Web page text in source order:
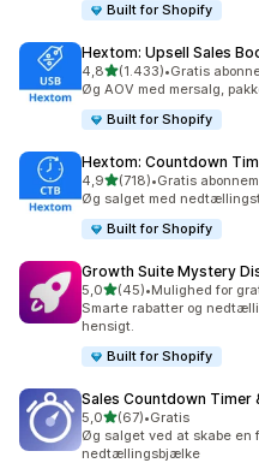
Built for Shopify
Hextom: Upsell Sales
4,8ud af 5 stjerner
(1.433)
1433 anmeldelser i alt
•Gratis
Øg AOV med mersalg,
Built for Shopify
Hextom: Countdown
4,9ud af 5 stjerner
(718)
718 anmeldelser i alt
•Gratis
Øg salget med
Built for Shopify
Growth Suite Mystery
5,0ud af 5 stjerner
(45)
45 anmeldelser i alt
•Mulighed for
Smarte rabatter og
hensigt.
Built for Shopify
Sales Countdown Timer
5,0ud af 5 stjerner
(67)
67 anmeldelser i alt
•Gratis
Øg salget ved at skabe en
nedtællingsbjælke